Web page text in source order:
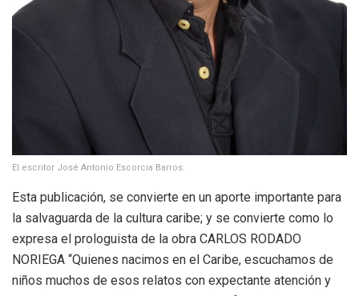
El escritor José Antonio Escorcia Barros.
Esta publicación, se convierte en un aporte importante para
la salvaguarda de la cultura caribe; y se convierte como lo
expresa el prologuista de la obra CARLOS RODADO
NORIEGA “Quienes nacimos en el Caribe, escuchamos de
niños muchos de esos relatos con expectante atención y